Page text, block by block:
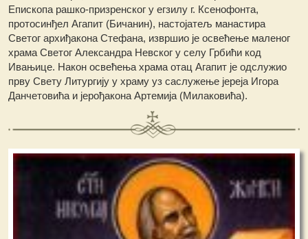
Епископа рашко-призренског у егзилу г. Ксенофонта,
протосинђел Агапит (Бичанин), настојатељ манастира
Светог архиђакона Стефана, извршио је освећење маленог
храма Светог Александра Невског у селу Грбићи код
Ивањице. Након освећења храма отац Агапит је одслужио
прву Свету Литургију у храму уз саслужење јереја Игора
Данчетовића и јерођакона Артемија (Милаковића).